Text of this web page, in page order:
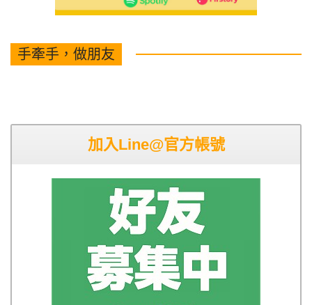
手牽手，做朋友
加入Line@官方帳號